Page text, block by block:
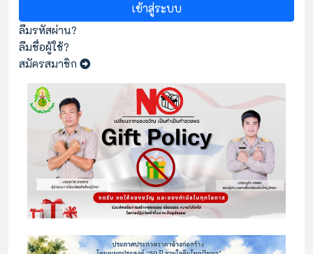
เข้าสู่ระบบ
ลืมรหัสผ่าน?
ลืมชื่อผู้ใช้?
สมัครสมาชิก